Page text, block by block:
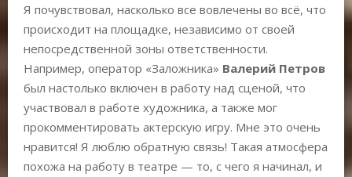
Я почувствовал, насколько все вовлечены во всё, что
происходит на площадке, независимо от своей
непосредственной зоны ответственности.
Например, оператор «Заложника» Валерий Петров
был настолько включен в работу над сценой, что
участвовал в работе художника, а также мог
прокомментировать актерскую игру. Мне это очень
нравится! Я люблю обратную связь! Такая атмосфера
похожа на работу в театре — то, с чего я начинал, и